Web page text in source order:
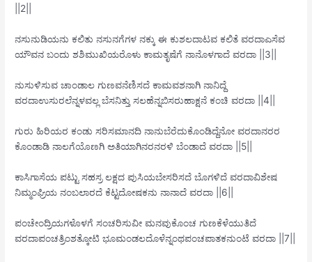
||2||
ನಸುನುಡಿಯನು ಕಲಿತು ನಸುನಗೆಗಳ ನಕ್ಕು ಈ ಕುಶಲದಾಟವ ಕಲಿತೆ ವರದಾಎಸೆವ
ಯೌವನ ಬಂದು ಶಶಿಮುಖಿಯರೊಳು ಕಾಮತೃಷೆಗೆ ನಾನೊಳಗಾದೆ ವರದಾ ||3||
ನುಸುಳಿಸುವ ಚಾಂಡಾಲ ಗುಣವನೆಣಿಸದೆ ಕಾಮವಶನಾಗಿ ನಾನಿದ್ದೆ
ವರದಾಉಸುರಲೆನ್ನಳವಲ್ಲ ಬೆಸನಿತ್ತು ಸಲಹೆನ್ನಬಿಸರುಹಾಕ್ಷನೆ ಕಂಚಿ ವರದಾ ||4||
ಗುರು ಹಿರಿಯರ ಕಂಡು ಸರಿಸಮಾನದಿ ನಾನುಬೆರೆದುಕೊಂಡಿದ್ದೆನೋ ವರದಾನರರ
ಕೊಂಡಾಡಿ ನಾಲಗೆಯೊಣಗಿ ಅತಿಯಾಗಿನರನರಳಿ ಬೆಂಡಾದೆ ವರದಾ ||5||
ಕಾಸಿಗಾಸೆಯ ಪಟ್ಟು ಸಹಸ್ರ ಲಕ್ಷದ ಪುಸಿಯಬೇಸರಿಸದೆ ಬೊಗಳಿದೆ ವರದಾವಿಶೇಷ
ನಿಮ್ಮಂಘ್ರಿಯ ನಂಬಲಾರದೆ ಕೆಟ್ಟದೋಷಕನು ನಾನಾದೆ ವರದಾ ||6||
ಪಂಚೇಂದ್ರಿಯಗಳೊಳಗೆ ಸಂಚರಿಸುವೀ ಮನವುಕೊಂಚ ಗುಣಕೆಳೆಯುತಿದೆ
ವರದಾಪಂಚತ್ರಿಂಶತ್ಕೋಟಿ ಭೂಮಂಡಲದೊಳೆನ್ನಂಥಪಂಚಪಾತಕನುಂಟೆ ವರದಾ ||7||